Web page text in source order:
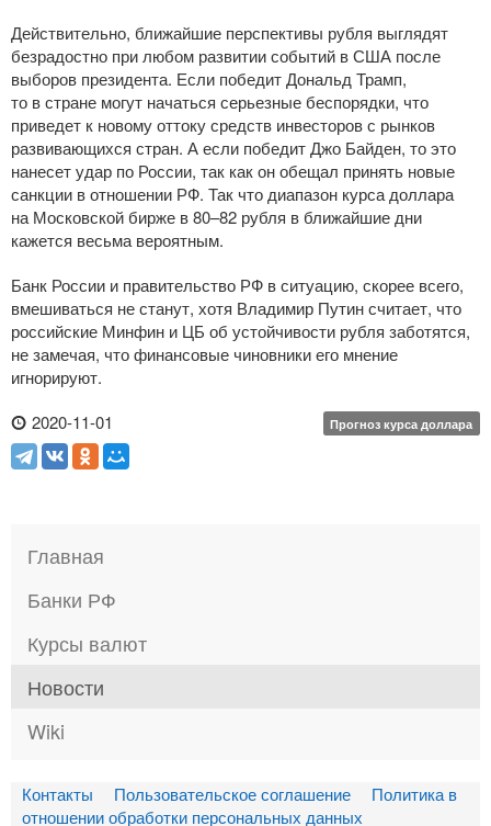
Действительно, ближайшие перспективы рубля выглядят
безрадостно при любом развитии событий в США после
выборов президента. Если победит Дональд Трамп,
то в стране могут начаться серьезные беспорядки, что
приведет к новому оттоку средств инвесторов с рынков
развивающихся стран. А если победит Джо Байден, то это
нанесет удар по России, так как он обещал принять новые
санкции в отношении РФ. Так что диапазон курса доллара
на Московской бирже в 80–82 рубля в ближайшие дни
кажется весьма вероятным.
Банк России и правительство РФ в ситуацию, скорее всего,
вмешиваться не станут, хотя Владимир Путин считает, что
российские Минфин и ЦБ об устойчивости рубля заботятся,
не замечая, что финансовые чиновники его мнение
игнорируют.
2020-11-01
Прогноз курса доллара
Главная
Банки РФ
Курсы валют
Новости
Wiki
Контакты Пользовательское соглашение
Политика в
отношении обработки персональных данных